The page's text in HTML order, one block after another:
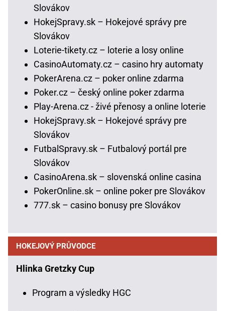
Slovákov
HokejSpravy.sk – Hokejové správy pre
Slovákov
Loterie-tikety.cz – loterie a losy online
CasinoAutomaty.cz – casino hry automaty
PokerArena.cz – poker online zdarma
Poker.cz – český online poker zdarma
Play-Arena.cz - živé přenosy a online loterie
HokejSpravy.sk – Hokejové správy pre
Slovákov
FutbalSpravy.sk – Futbalový portál pre
Slovákov
CasinoArena.sk – slovenská online casina
PokerOnline.sk – online poker pre Slovákov
777.sk – casino bonusy pre Slovákov
HOKEJOVÝ PRŮVODCE
Hlinka Gretzky Cup
Program a výsledky HGC